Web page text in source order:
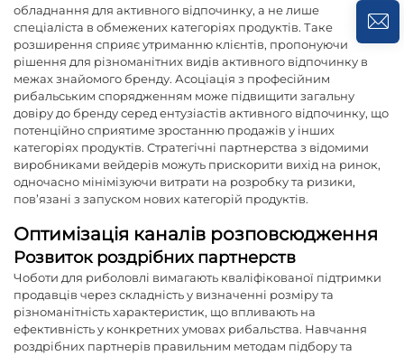
обладнання для активного відпочинку, а не лише
спеціаліста в обмежених категоріях продуктів. Таке
розширення сприяє утриманню клієнтів, пропонуючи
рішення для різноманітних видів активного відпочинку в
межах знайомого бренду. Асоціація з професійним
рибальським спорядженням може підвищити загальну
довіру до бренду серед ентузіастів активного відпочинку, що
потенційно сприятиме зростанню продажів у інших
категоріях продуктів. Стратегічні партнерства з відомими
виробниками вейдерів можуть прискорити вихід на ринок,
одночасно мінімізуючи витрати на розробку та ризики,
пов’язані з запуском нових категорій продуктів.
Оптимізація каналів розповсюдження
Розвиток роздрібних партнерств
Чоботи для риболовлі вимагають кваліфікованої підтримки
продавців через складність у визначенні розміру та
різноманітність характеристик, що впливають на
ефективність у конкретних умовах рибальства. Навчання
роздрібних партнерів правильним методам підбору та